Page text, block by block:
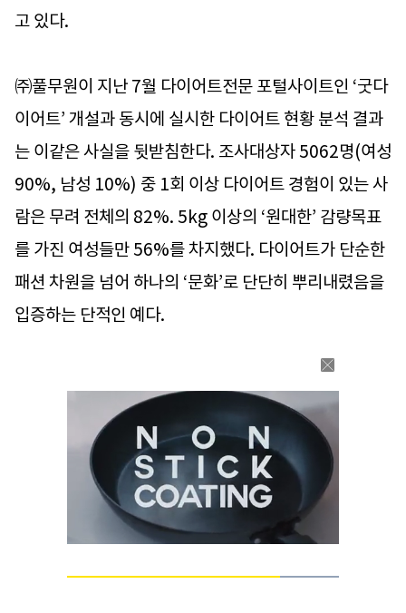
고 있다.
㈜풀무원이 지난 7월 다이어트전문 포털사이트인 ‘굿다
이어트’ 개설과 동시에 실시한 다이어트 현황 분석 결과
는 이같은 사실을 뒷받침한다. 조사대상자 5062명(여성
90%, 남성 10%) 중 1회 이상 다이어트 경험이 있는 사
람은 무려 전체의 82%. 5kg 이상의 ‘원대한’ 감량목표
를 가진 여성들만 56%를 차지했다. 다이어트가 단순한
패션 차원을 넘어 하나의 ‘문화’로 단단히 뿌리내렸음을
입증하는 단적인 예다.
Loaded: